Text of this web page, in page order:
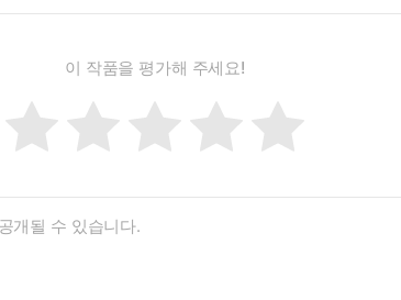
에서 어떤 취약함과 아름다움을 나누다 갔는지는,
까 챗GPT의 말처럼 ‘인간을 인간으로 다루는 능력’
이 작품을 평가해 주세요!